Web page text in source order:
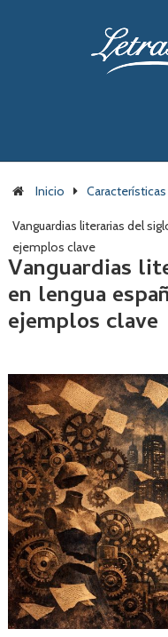
Inicio Características
Vanguardias literarias del
ejemplos clave
Vanguardias
en lengua
ejemplos clave